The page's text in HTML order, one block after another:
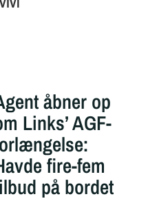
åbner op
Links’ AGF-
fire-fem
på bordet